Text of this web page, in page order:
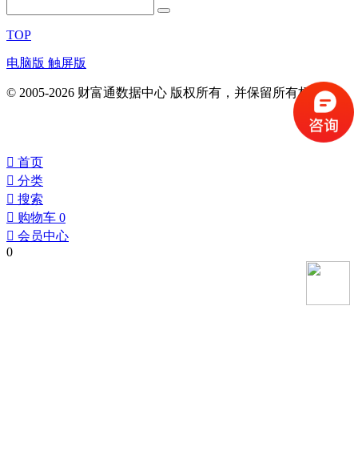
TOP
电脑版 触屏版
© 2005-2026 财富通数据中心 版权所有，并保留所有权利。
󰀁 首页
󰀂 分类
󰀃 搜索
󰀄 购物车 0
󰀅 会员中心
0